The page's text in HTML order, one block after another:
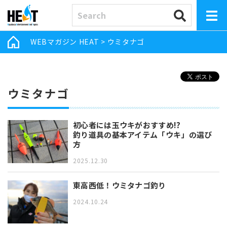
WEBマガジン HEAT > ウミタナゴ
ウミタナゴ
初心者には玉ウキがおすすめ!?
釣り道具の基本アイテム「ウキ」の選び
方
2025.12.30
東高西低！ウミタナゴ釣り
2024.10.24